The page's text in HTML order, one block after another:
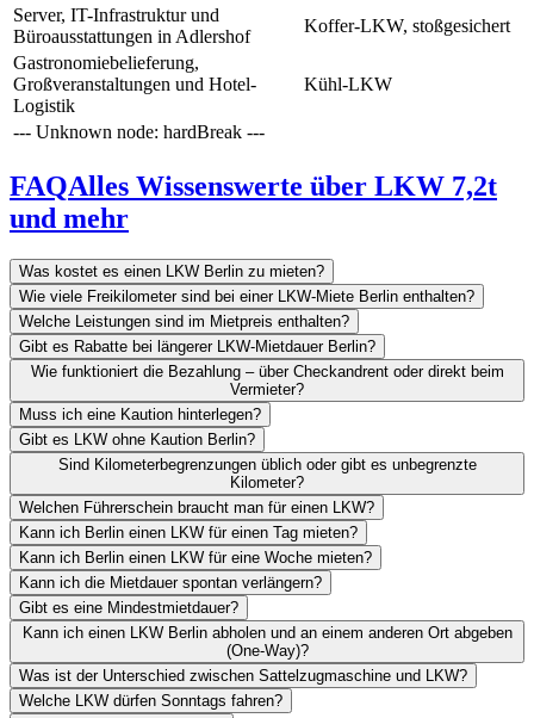
Server, IT-Infrastruktur und
Büroausstattungen in Adlershof
Koffer-LKW, stoßgesichert
Gastronomiebelieferung,
Großveranstaltungen und Hotel-
Logistik
Kühl-LKW
--- Unknown node: hardBreak ---
FAQAlles Wissenswerte über LKW 7,2t
und mehr
Was kostet es einen LKW Berlin zu mieten?
Wie viele Freikilometer sind bei einer LKW-Miete Berlin enthalten?
Welche Leistungen sind im Mietpreis enthalten?
Gibt es Rabatte bei längerer LKW-Mietdauer Berlin?
Wie funktioniert die Bezahlung – über Checkandrent oder direkt beim
Vermieter?
Muss ich eine Kaution hinterlegen?
Gibt es LKW ohne Kaution Berlin?
Sind Kilometerbegrenzungen üblich oder gibt es unbegrenzte
Kilometer?
Welchen Führerschein braucht man für einen LKW?
Kann ich Berlin einen LKW für einen Tag mieten?
Kann ich Berlin einen LKW für eine Woche mieten?
Kann ich die Mietdauer spontan verlängern?
Gibt es eine Mindestmietdauer?
Kann ich einen LKW Berlin abholen und an einem anderen Ort abgeben
(One-Way)?
Was ist der Unterschied zwischen Sattelzugmaschine und LKW?
Welche LKW dürfen Sonntags fahren?